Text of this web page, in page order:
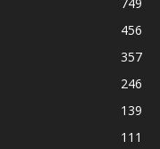
456
357
246
139
111